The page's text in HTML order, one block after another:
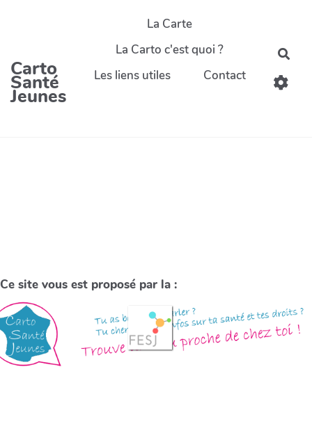
Carto
Santé
Jeunes
La Carte
La Carto c'est quoi ?
Les liens utiles
Contact
Ce site vous est proposé par la :